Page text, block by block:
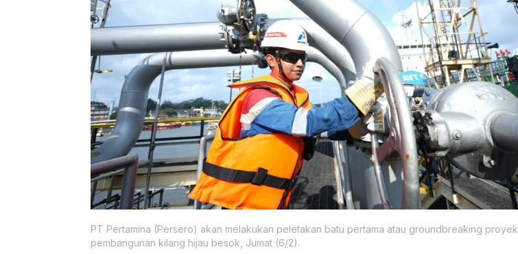
PT Pertamina (Persero) akan melakukan peletakan batu pertama atau groundbreaking proyek
pembangunan kilang hijau besok, Jumat (6/2).